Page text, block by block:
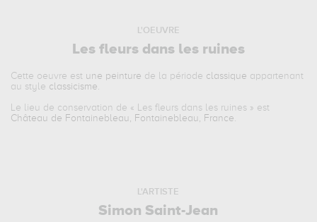
L'OEUVRE
Les fleurs dans les ruines
Cette oeuvre est une peinture de la période classique appartenant
au style classicisme.
Le lieu de conservation de « Les fleurs dans les ruines » est
Château de Fontainebleau, Fontainebleau, France.
L'ARTISTE
Simon Saint-Jean